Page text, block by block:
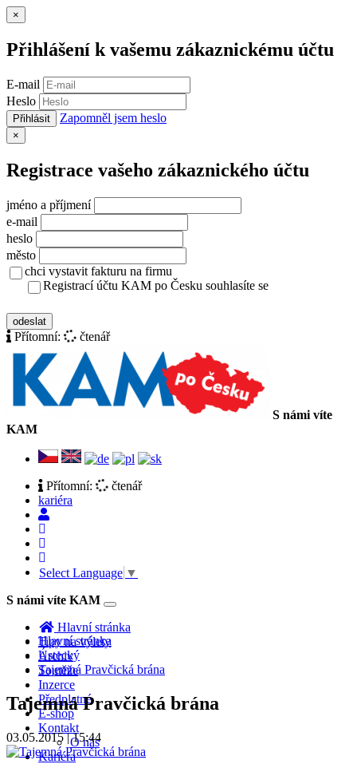
×
Přihlášení k vašemu zákaznickému účtu
E-mail
Heslo
Přihlásit Zapomněl jsem heslo
×
Registrace vašeho zákaznického účtu
jméno a příjmení
e-mail
heslo
město
chci vystavit fakturu na firmu
Registrací účtu KAM po Česku souhlasíte se
odeslat
Přítomní: čtenář
S námi víte
KAM
Přítomní:
čtenář
kariéra
Select Language ▼
S námi víte KAM
Toggle
navigation
Hlavní stránka
Tipy na výlety
Archiv
Soutěže
Inzerce
Předplatné
E-shop
Kontakt
O nás
Kariéra
Hlavní stránka
Ústecký
Tajemná Pravčická brána
Tajemná Pravčická brána
03.05.2015 | 15:44